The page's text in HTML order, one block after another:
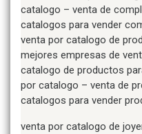
catalogo – venta de
catalogos para vender
venta por catalogo de
mejores empresas de
catalogo de productos
por catalogo – venta de
catalogos para vender
venta por catalogo de